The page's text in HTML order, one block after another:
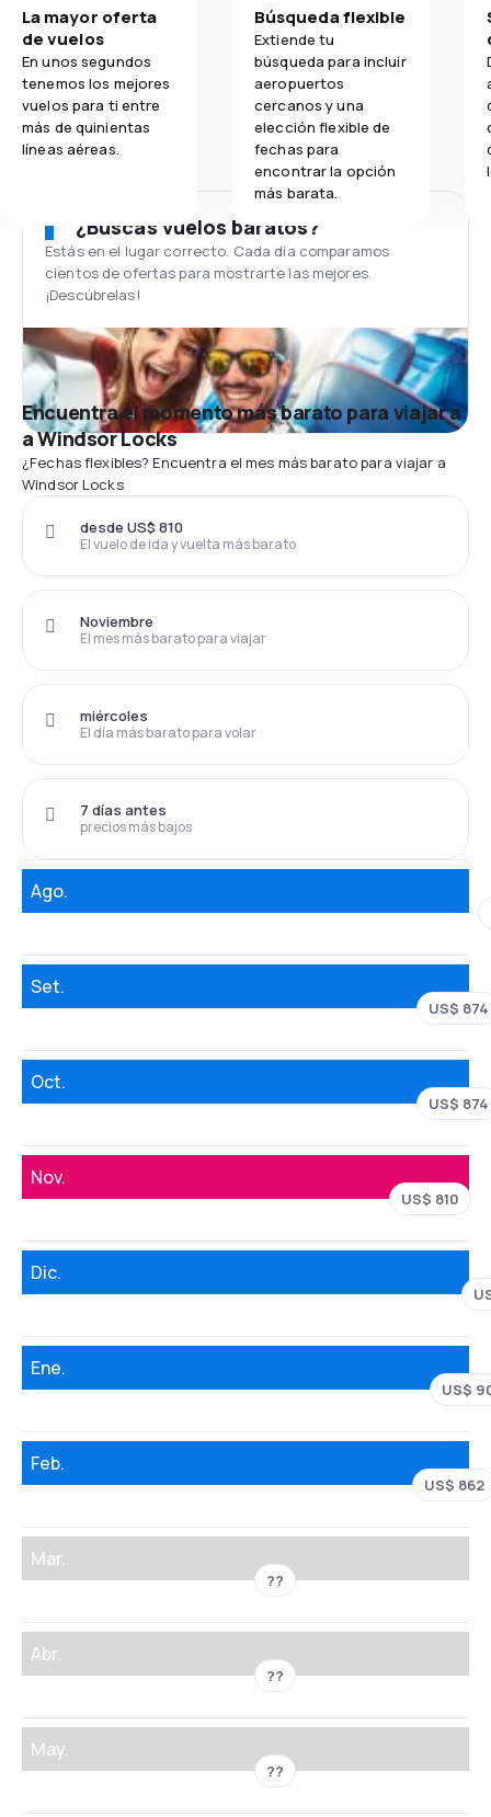
La mayor oferta
de vuelos
En unos segundos
tenemos los mejores
vuelos para ti entre
más de quinientas
líneas aéreas.
Búsqueda flexible
Extiende tu
búsqueda para incluir
aeropuertos
cercanos y una
elección flexible de
fechas para
encontrar la opción
más barata.
¿Buscas vuelos baratos?
Estás en el lugar correcto. Cada día comparamos
cientos de ofertas para mostrarte las mejores.
¡Descúbrelas!
Encuentra el momento más barato para viajar a
a Windsor Locks
¿Fechas flexibles? Encuentra el mes más barato para viajar a
Windsor Locks
El vuelo de ida y vuelta más barato
desde US$ 810
El mes más barato para viajar
Noviembre
El día más barato para volar
miércoles
precios más bajos
7 días antes
Ago.
Set.
US$ 874
Oct.
US$ 874
Nov.
US$ 810
Dic.
Ene.
US$
Feb.
US$ 862
Mar.
??
Abr.
??
May.
??